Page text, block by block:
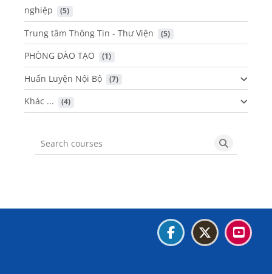
nghiệp
(5)
Trung tâm Thông Tin - Thư Viện (5)
PHÒNG ĐÀO TẠO (1)
Huấn Luyện Nội Bộ (7)
Khác ... (4)
Search courses Search